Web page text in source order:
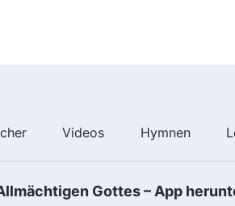
Videos Hymnen
Gottes – App